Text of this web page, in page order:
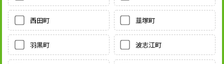
西田町 韮塚町
羽黒町 波志江町